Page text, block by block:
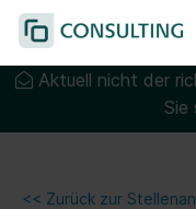
Aktuell nicht der
Sie
<< Zurück zur